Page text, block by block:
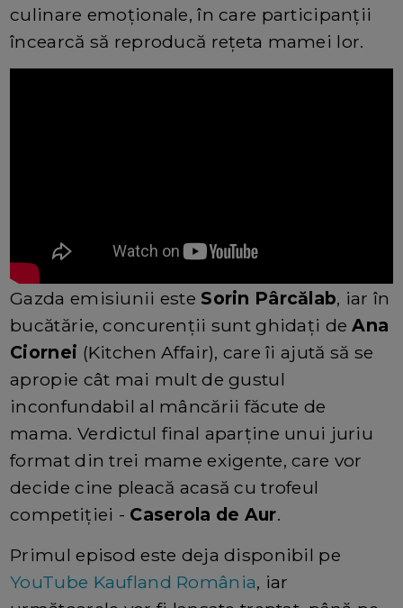
culinare emoționale, în care participanții
încearcă să reproducă rețeta mamei lor.
Gazda emisiunii este Sorin Pârcălab, iar în
bucătărie, concurenții sunt ghidați deAna
Ciornei (Kitchen Affair), care îi ajută să se
apropie cât mai mult de gustul
inconfundabil al mâncării făcute de
mama. Verdictul final aparține unui juriu
format din trei mame exigente, care vor
decide cine pleacă acasă cu trofeul
competiției - Caserola de Aur.
Primul episod este deja disponibil pe
YouTube Kaufland România, iar